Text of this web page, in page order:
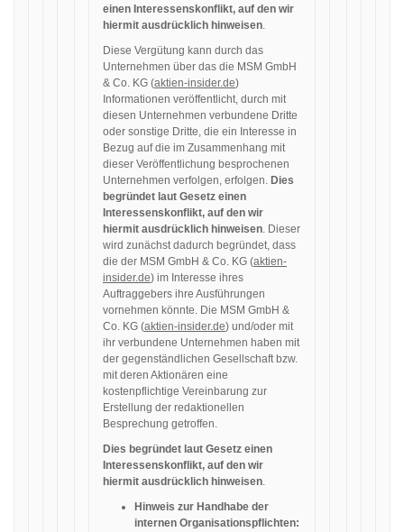
einen Interessenskonflikt, auf den wir
hiermit ausdrücklich hinweisen.
Diese Vergütung kann durch das
Unternehmen über das die MSM GmbH
& Co. KG (aktien-insider.de)
Informationen veröffentlicht, durch mit
diesen Unternehmen verbundene Dritte
oder sonstige Dritte, die ein Interesse in
Bezug auf die im Zusammenhang mit
dieser Veröffentlichung besprochenen
Unternehmen verfolgen, erfolgen. Dies
begründet laut Gesetz einen
Interessenskonflikt, auf den wir
hiermit ausdrücklich hinweisen. Dieser
wird zunächst dadurch begründet, dass
die der MSM GmbH & Co. KG (aktien-
insider.de) im Interesse ihres
Auftraggebers ihre Ausführungen
vornehmen könnte. Die MSM GmbH &
Co. KG (aktien-insider.de) und/oder mit
ihr verbundene Unternehmen haben mit
der gegenständlichen Gesellschaft bzw.
mit deren Aktionären eine
kostenpflichtige Vereinbarung zur
Erstellung der redaktionellen
Besprechung getroffen.
Dies begründet laut Gesetz einen
Interessenskonflikt, auf den wir
hiermit ausdrücklich hinweisen.
Hinweis zur Handhabe der
internen Organisationspflichten: